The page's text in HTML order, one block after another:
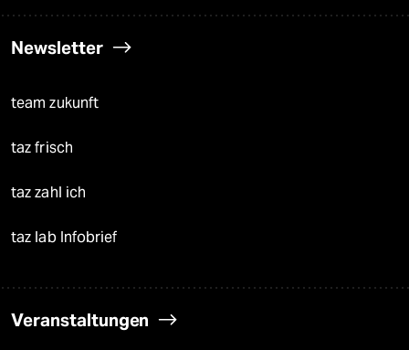
Newsletter
team zukunft
taz frisch
taz zahl ich
taz lab Infobrief
Veranstaltungen